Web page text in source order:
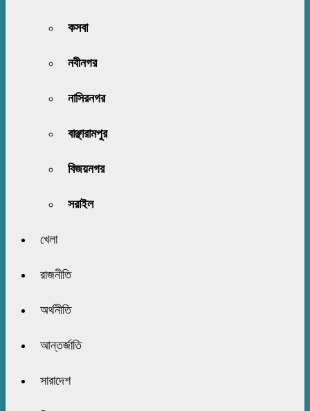
কসবা
নবীনগর
নাসিরনগর
বাঞ্ছারামপুর
বিজয়নগর
সরাইল
খেলা
রাজনীতি
অর্থনীতি
আন্তর্জাতি
সারাদেশ